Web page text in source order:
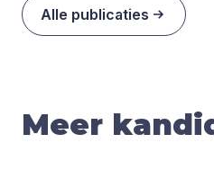
Alle publicaties
Meer